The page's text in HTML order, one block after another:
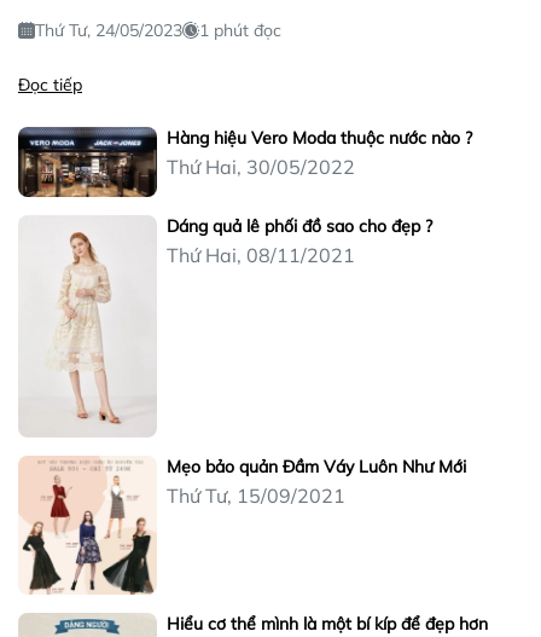
Thứ Tư, 24/05/2023 1 phút đọc
Đọc tiếp
Hàng hiệu Vero Moda thuộc nước nào ?
Thứ Hai, 30/05/2022
Dáng quả lê phối đồ sao cho đẹp ?
Thứ Hai, 08/11/2021
Mẹo bảo quản Đầm Váy Luôn Như Mới
Thứ Tư, 15/09/2021
Hiểu cơ thể mình là một bí kíp để đẹp hơn